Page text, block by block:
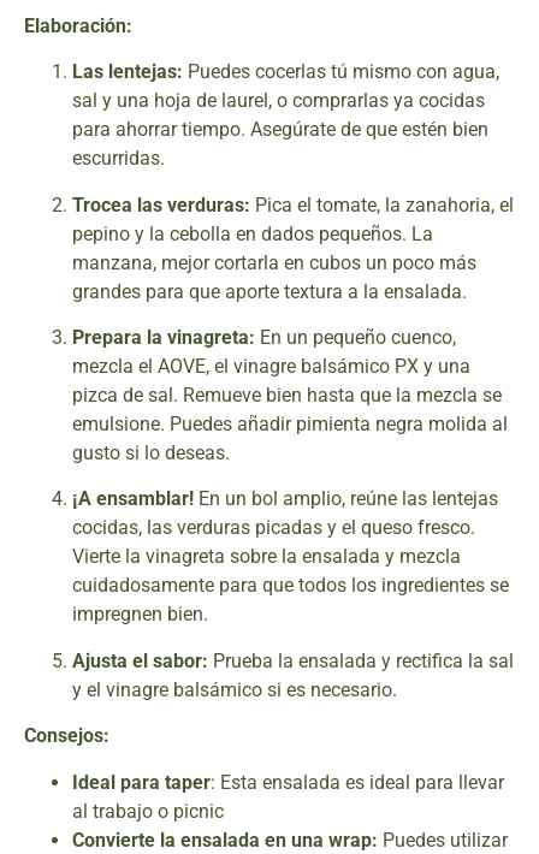
Elaboración:
Las lentejas: Puedes cocerlas tú mismo con agua,
sal y una hoja de laurel, o comprarlas ya cocidas
para ahorrar tiempo. Asegúrate de que estén bien
escurridas.
Trocea las verduras: Pica el tomate, la zanahoria, el
pepino y la cebolla en dados pequeños. La
manzana, mejor cortarla en cubos un poco más
grandes para que aporte textura a la ensalada.
Prepara la vinagreta: En un pequeño cuenco,
mezcla el AOVE, el vinagre balsámico PX y una
pizca de sal. Remueve bien hasta que la mezcla se
emulsione. Puedes añadir pimienta negra molida al
gusto si lo deseas.
¡A ensamblar! En un bol amplio, reúne las lentejas
cocidas, las verduras picadas y el queso fresco.
Vierte la vinagreta sobre la ensalada y mezcla
cuidadosamente para que todos los ingredientes se
impregnen bien.
Ajusta el sabor: Prueba la ensalada y rectifica la sal
y el vinagre balsámico si es necesario.
Consejos:
Ideal para taper: Esta ensalada es ideal para llevar
al trabajo o picnic
Convierte la ensalada en una wrap: Puedes utilizar